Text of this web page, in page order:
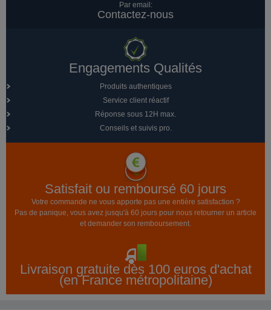
Par email:
Contactez-nous
Engagements Qualités
Produits authentiques
Service client réactif
Réponse sous 12H max.
Conseils et suivis pro.
Satisfait ou remboursé 60 jours
Votre commande ne vous apporte pas une entière satisfaction ?
Pas de panique, vous avez jusqu'à 60 jours pour nous retourner un article
et demander son remboursement.
Livraison gratuite dès 100 euros d'achat
(en France métropolitaine)